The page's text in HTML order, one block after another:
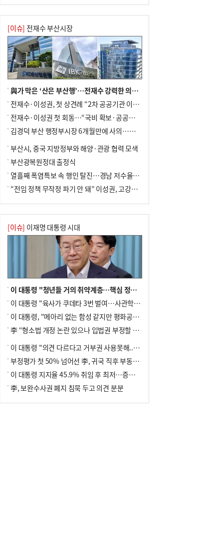
10 [사설] 해수부 신청사 북항으로 확정, 해양
수도 도약의 전환점
[이슈] 전재수 부산시장
與가 막은 ‘산은 부산행’…전재수 강력한 의지 표명 없인 공염불
전재수·이성권, 첫 상견례 “2차 공공기관 이전 초당 협력”(종합)
전재수·이성권 첫 회동…“국비 확보·공공기관 이전 협력”
김경덕 부산 행정부시장 6개월만에 사의…후임 인선 촉각
부산시, 중국 지방정부와 해양·관광 협력 모색
부산광복원정대 출정식
열흘째 폭염특보 속 행인 탈진…경남 저수율 평년의 절반
“전임 정책 무작정 파기 안 돼” 이성권, 고강도 ‘전재수 견제’ 예고
[이슈] 이재명 대통령 시대
이 대통령 "청년들 거의 취약계층…핵심 정책 재편""
이 대통령 "육사가 쿠데타 3번 벌여…사관학교 통합 신속히 추진"
이 대통령, "메아리 없는 함성 같지만 평화공존책 계속해야"
李 “형소법 개정 논란 있으나 입법권 부정할 만큼은 아냐”(종합)
이 대통령 "의견 다르다고 거부권 사용못해.. 입법권 부정할 상황이라 보기 어려워"
부정평가 첫 50% 넘어선 李, 귀국 직후 부동산·증시 점검(종합)
이 대통령 지지율 45.9% 취임 후 최저…증시 폭락·연임 개헌 논란 영향
李, 보완수사권 폐지 침묵 두고 의견 분분